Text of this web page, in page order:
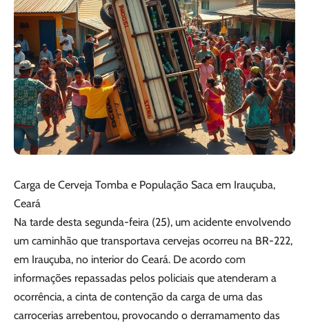
Carga de Cerveja Tomba e População Saca em Irauçuba,
Ceará
Na tarde desta segunda-feira (25), um acidente envolvendo
um caminhão que transportava cervejas ocorreu na BR-222,
em Irauçuba, no interior do Ceará. De acordo com
informações repassadas pelos policiais que atenderam a
ocorrência, a cinta de contenção da carga de uma das
carrocerias arrebentou, provocando o derramamento das